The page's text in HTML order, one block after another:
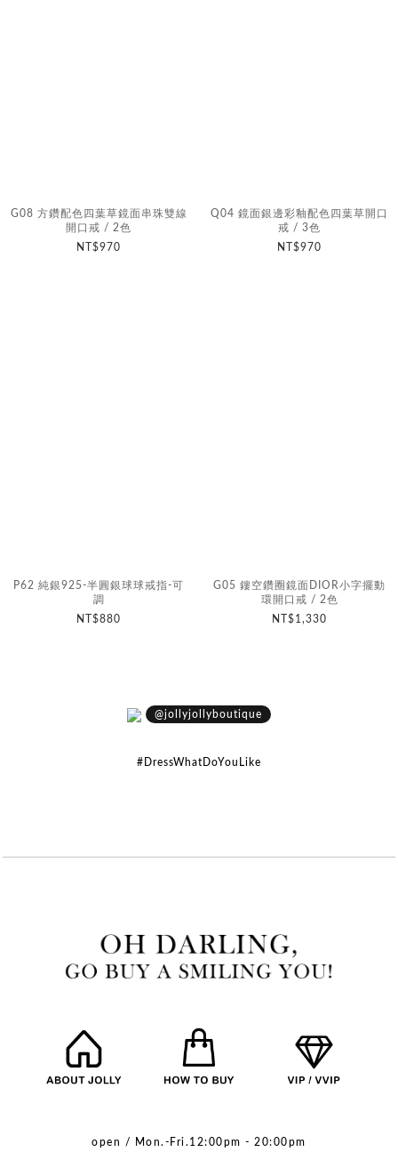
G08 方鑽配色四葉草鏡面串珠雙線
開口戒 / 2色
NT$970
Q04 鏡面銀邊彩釉配色四葉草開口
戒 / 3色
NT$970
P62 純銀925-半圓銀球球戒指-可
調
NT$880
G05 鏤空鑽圈鏡面DIOR小字擺動
環開口戒 / 2色
NT$1,330
@jollyjollyboutique
#DressWhatDoYouLike
open / Mon.-Fri.12:00pm - 20:00pm